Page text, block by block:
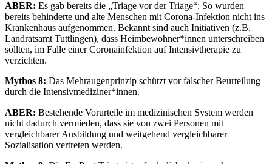
ABER: Es gab bereits die „Triage vor der Triage“: So wurden
bereits behinderte und alte Menschen mit Corona-Infektion nicht ins
Krankenhaus aufgenommen. Bekannt sind auch Initiativen (z.B.
Landratsamt Tuttlingen), dass Heimbewohner*innen unterschreiben
sollten, im Falle einer Coronainfektion auf Intensivtherapie zu
verzichten.
Mythos 8: Das Mehraugenprinzip schützt vor falscher Beurteilung
durch die Intensivmediziner*innen.
ABER: Bestehende Vorurteile im medizinischen System werden
nicht dadurch vermieden, dass sie von zwei Personen mit
vergleichbarer Ausbildung und weitgehend vergleichbarer
Sozialisation vertreten werden.